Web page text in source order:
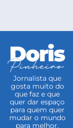
Jornalista que
gosta muito do
que faz e que
quer dar espaço
para quem quer
mudar o mundo
para melhor.